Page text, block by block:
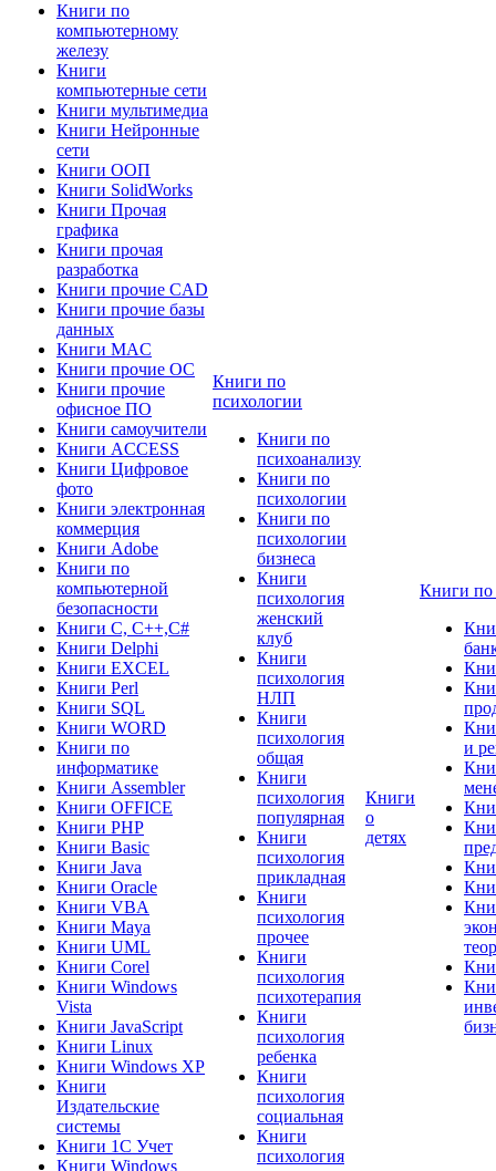
Книги по
компьютерному
железу
Книги
компьютерные сети
Книги мультимедиа
Книги Нейронные
сети
Книги ООП
Книги SolidWorks
Книги Прочая
графика
Книги прочая
разработка
Книги прочие CAD
Книги прочие базы
данных
Книги MAC
Книги прочие ОС
Книги прочие
офисное ПО
Книги самоучители
Книги ACCESS
Книги Цифровое
фото
Книги электронная
коммерция
Книги Adobe
Книги по
компьютерной
безопасности
Книги C, C++,С#
Книги Delphi
Книги EXCEL
Книги Perl
Книги SQL
Книги WORD
Книги по
информатике
Книги Assembler
Книги OFFICE
Книги PHP
Книги Basic
Книги Java
Книги Oracle
Книги VBA
Книги Maya
Книги UML
Книги Corel
Книги Windows
Vista
Книги JavaScript
Книги Linux
Книги Windows XP
Книги
Издательские
системы
Книги 1C Учет
Книги Windows
Книги по
психологии
Книги по
психоанализу
Книги по
психологии
Книги по
психологии
бизнеса
Книги
психология
женский
клуб
Книги
психология
НЛП
Книги
психология
общая
Книги
психология
популярная
Книги
психология
прикладная
Книги
психология
прочее
Книги
психология
психотерапия
Книги
психология
ребенка
Книги
психология
социальная
Книги
психология
Книги
о
детях
Книги по
и